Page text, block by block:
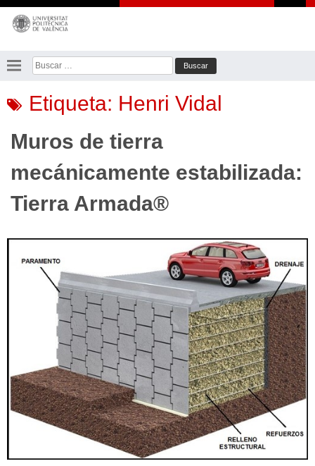
Saltar
contenido
Buscar:
Etiqueta: Henri Vidal
Muros de tierra
mecánicamente estabilizada:
Tierra Armada®